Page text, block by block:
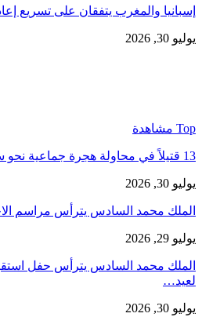
إسبانيا والمغرب يتفقان على تسريع
يوليو 30, 2026
Top مشاهدة
13 قتيلاً في محاولة هجرة جماعية نحو سبتة المحتلة
يوليو 30, 2026
الملك محمد السادس يترأس مراسم
يوليو 29, 2026
لعيد…
يوليو 30, 2026